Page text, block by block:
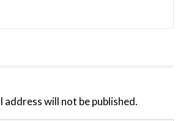
address will not be published.